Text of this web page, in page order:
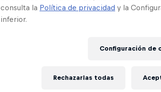
consulta la Política de privacidad y la
inferior.
Configuración de
Rechazarlas todas